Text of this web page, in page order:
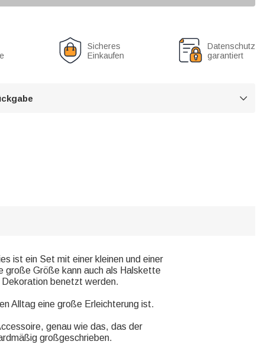
Sicheres
Einkaufen
Datenschutz
garantiert

ist ein Set mit einer kleinen und einer
große Größe kann auch als Halskette
Dekoration benetzt werden.
Alltag eine große Erleichterung ist.
genau wie das, das der
großgeschrieben.